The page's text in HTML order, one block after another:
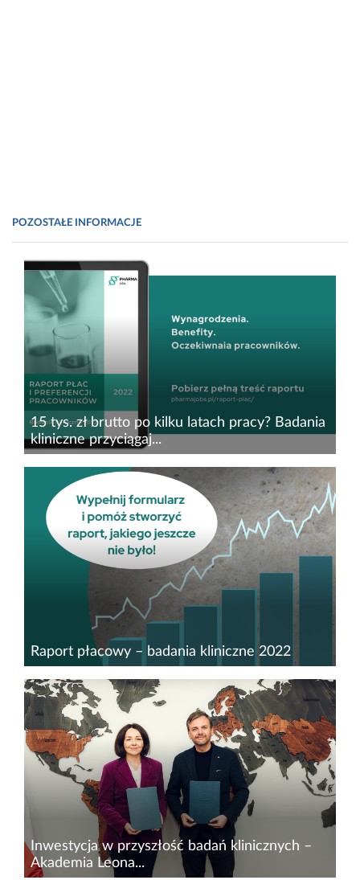
POZOSTAŁE INFORMACJE
15 tys. zł brutto po kilku latach pracy? Badania
kliniczne przyciągaj...
22 listopada br. odbyła się konferencja prasowa
z okazji prezentacji „Raportu płac i preferencji
pracowników. Badania kliniczne 2022”,
przygotowanego przez platformę z ofertami
pracy Pharma Jobs. W...
Raport płacowy – badania kliniczne 2022
Kariera w Farmacji wspólnie z nowym portalem
Pharma jobs&nbsp;tworzy raport wynagrodzeń
z sektora badań klinicznych. Raport ten, oprócz
szczegółowych statystyk na temat zarobków na
poszczególnych...
Inwestycja w przyszłość badań klinicznych –
Akademia Leona...